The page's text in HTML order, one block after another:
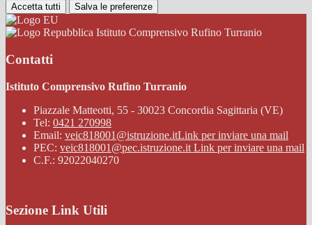
Accetta tutti Salva le preferenze
Istituto Comprensivo Rufino Turranio
Contatti
Istituto Comprensivo Rufino Turranio
Piazzale Matteotti, 55 - 30023 Concordia Sagittaria (VE)
Tel: 0421 270998
Email: veic818001@istruzione.itLink per inviare una mail
PEC: veic818001@pec.istruzione.it Link per inviare una mail
C.F.: 92022040270
Sezione Link Utili